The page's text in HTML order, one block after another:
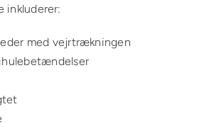
inkluderer:
med vejrtrækningen